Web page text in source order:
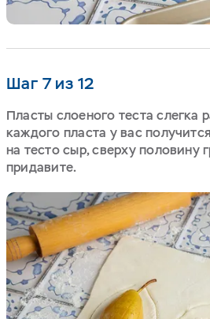
Шаг 7 из 12
Пласты слоеного теста слегка
каждого пласта у вас
на тесто сыр, сверху половину
придавите.